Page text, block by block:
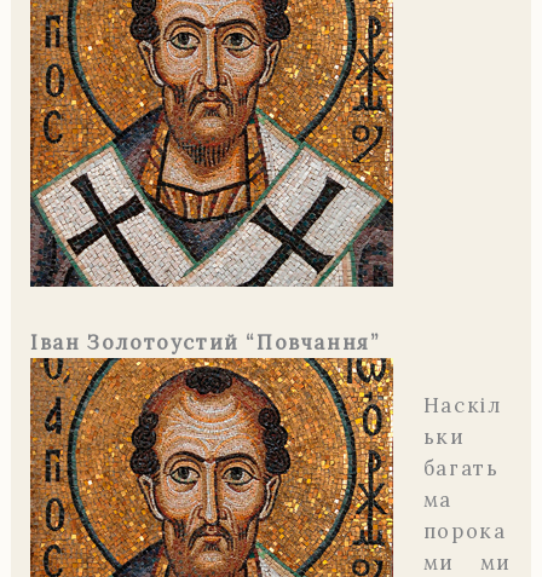
Іван Золотоустий “Повчання”
Наскіл
ьки
багать
ма
порока
ми ми